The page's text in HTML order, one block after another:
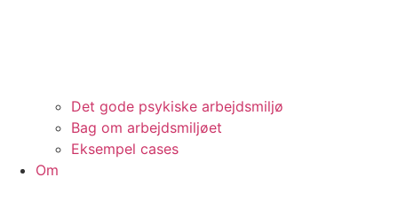
Det gode psykiske arbejdsmiljø
Bag om arbejdsmiljøet
Eksempel cases
Om